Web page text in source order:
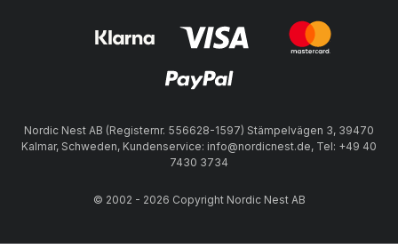
Nordic Nest AB (Registernr. 556628-1597) Stämpelvägen 3, 39470
Kalmar, Schweden, Kundenservice: info@nordicnest.de, Tel: +49 40
7430 3734
© 2002 - 2026 Copyright Nordic Nest AB